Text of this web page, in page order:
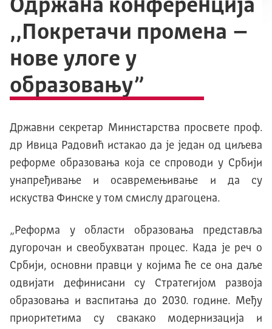
Одржана конференција
,,Покретачи промена –
нове улоге у
образовању”
Државни секретар Министарства просвете проф.
др Ивица Радовић истакао да је један од циљева
реформе образовања која се спроводи у Србији
унапређивање и осавремењивање и да су
искуства Финске у том смислу драгоцена.
„Реформа у области образовања представља
дугорочан и свеобухватан процес. Када је реч о
Србији, основни правци у којима ће се она даље
одвијати дефинисани су Стратегијом развоја
образовања и васпитања до 2030. године. Међу
приоритетима су свакако модернизација и